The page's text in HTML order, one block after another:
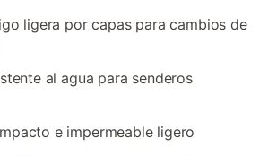
ligera por capas para cambios de
al agua para senderos
e impermeable ligero